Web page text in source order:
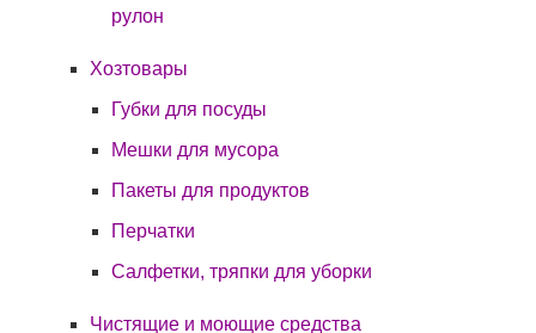
рулон
Хозтовары
Губки для посуды
Мешки для мусора
Пакеты для продуктов
Перчатки
Салфетки, тряпки для уборки
Чистящие и моющие средства